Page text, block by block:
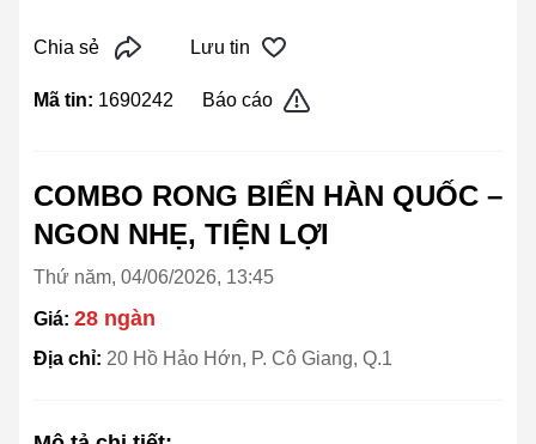
Chia sẻ Lưu tin
Mã tin: 1690242 Báo cáo
COMBO RONG BIỂN HÀN QUỐC –
NGON NHẸ, TIỆN LỢI
Thứ năm, 04/06/2026, 13:45
Giá: 28 ngàn
Địa chỉ: 20 Hồ Hảo Hớn, P. Cô Giang, Q.1